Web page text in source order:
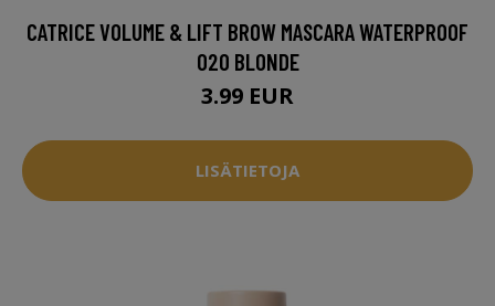
CATRICE VOLUME & LIFT BROW MASCARA WATERPROOF
020 BLONDE
3.99 EUR
LISÄTIETOJA